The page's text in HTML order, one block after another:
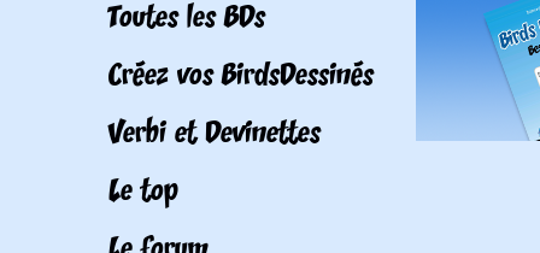
Toutes les BDs
Créez vos BirdsDessinés
Verbi et Devinettes
Le top